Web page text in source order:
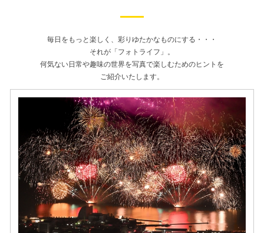
毎日をもっと楽しく、彩りゆたかなものにする・・・
それが「フォトライフ」。
何気ない日常や趣味の世界を写真で楽しむためのヒントを
ご紹介いたします。